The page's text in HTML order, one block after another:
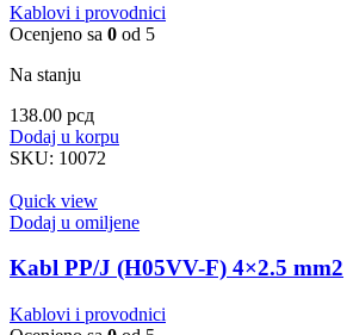
Kablovi i provodnici
Ocenjeno sa 0 od 5
Na stanju
138.00 рсд
Dodaj u korpu
SKU: 10072
Quick view
Dodaj u omiljene
Kabl PP/J (H05VV-F) 4×2.5 mm2
Kablovi i provodnici